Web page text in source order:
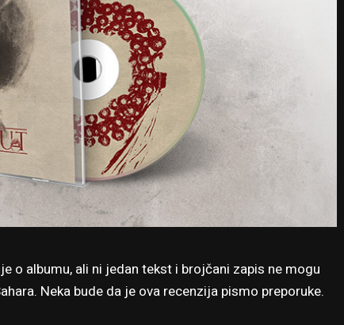
o albumu, ali ni jedan tekst i brojčani zapis ne mogu
Neka bude da je ova recenzija pismo preporuke.